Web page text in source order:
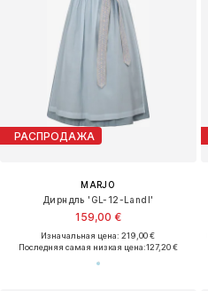
РАСПРОДАЖА
MARJO
Дирндль 'GL-12-Landl'
159,00 €
Изначальная цена: 219,00 €
Последняя самая низкая цена:127,20 €